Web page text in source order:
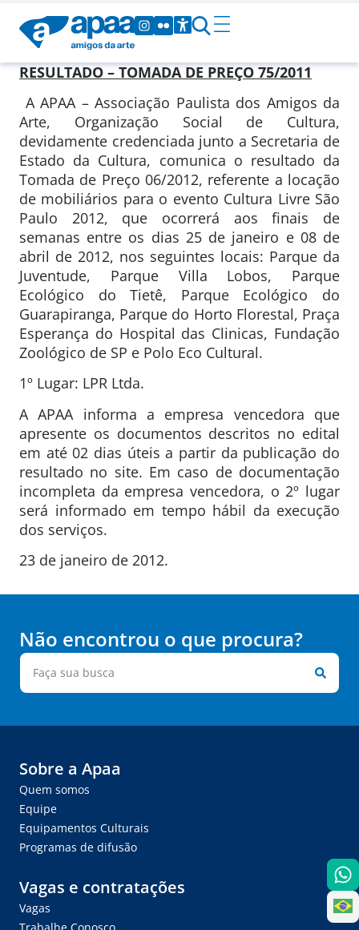
RESULTADO – TOMADA DE PREÇO 75/2011
A APAA – Associação Paulista dos Amigos da
Arte, Organização Social de Cultura,
devidamente credenciada junto a Secretaria de
Estado da Cultura, comunica o resultado da
Tomada de Preço 06/2012, referente a locação
de mobiliários para o evento Cultura Livre São
Paulo 2012, que ocorrerá aos finais de
semanas entre os dias 25 de janeiro e 08 de
abril de 2012, nos seguintes locais: Parque da
Juventude, Parque Villa Lobos, Parque
Ecológico do Tietê, Parque Ecológico do
Guarapiranga, Parque do Horto Florestal, Praça
Esperança do Hospital das Clinicas, Fundação
Zoológico de SP e Polo Eco Cultural.
1º Lugar: LPR Ltda.
A APAA informa a empresa vencedora que
apresente os documentos descritos no edital
em até 02 dias úteis a partir da publicação do
resultado no site. Em caso de documentação
incompleta da empresa vencedora, o 2º lugar
será informado em tempo hábil da execução
dos serviços.
23 de janeiro de 2012.
Não encontrou o que procura?
Sobre a Apaa
Quem somos
Equipe
Equipamentos Culturais
Programas de difusão
Vagas e contratações
Vagas
Trabalhe Conosco